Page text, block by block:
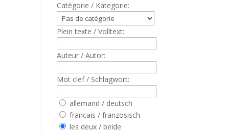
Catègorie / Kategorie:
Plein texte / Volltext:
Auteur / Autor:
Mot clef / Schlagwort:
allemand / deutsch
francais / französisch
les deux / beide